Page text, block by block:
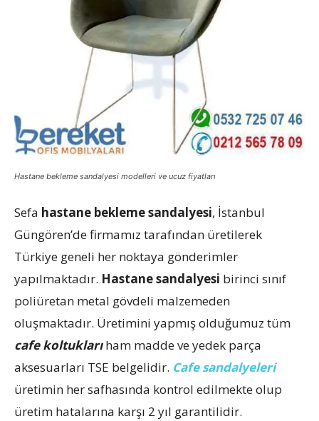
Hastane bekleme sandalyesi modelleri ve ucuz fiyatları
Sefa hastane bekleme sandalyesi, İstanbul
Güngören’de firmamız tarafından üretilerek
Türkiye geneli her noktaya gönderimler
yapılmaktadır. Hastane sandalyesi birinci sınıf
poliüretan metal gövdeli malzemeden
oluşmaktadır. Üretimini yapmış olduğumuz tüm
cafe koltuklarıham madde ve yedek parça
aksesuarları TSE belgelidir. Cafe sandalyeleri
üretimin her safhasında kontrol edilmekte olup
üretim hatalarına karşı 2 yıl garantilidir.